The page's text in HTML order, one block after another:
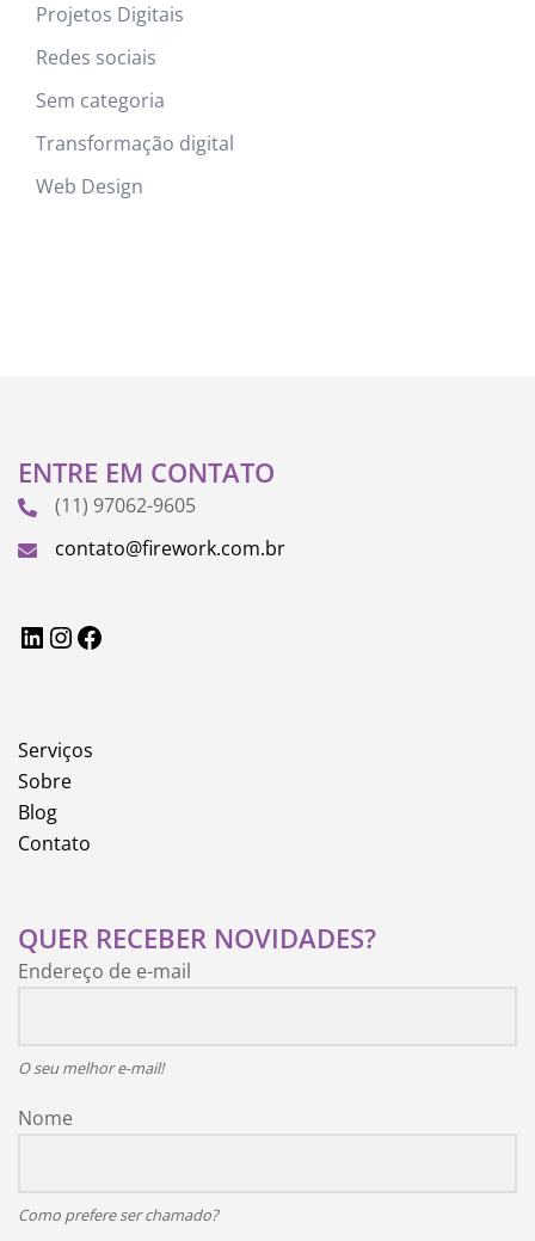
Projetos Digitais
Redes sociais
Sem categoria
Transformação digital
Web Design
ENTRE EM CONTATO
(11) 97062-9605
contato@firework.com.br
LinkedInInstagram
Serviços
Sobre
Blog
Contato
QUER RECEBER NOVIDADES?
Endereço de e-mail
O seu melhor e-mail!
Nome
Como prefere ser chamado?